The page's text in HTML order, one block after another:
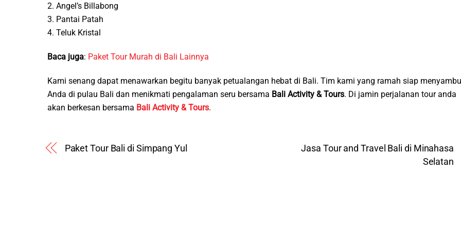
2. Angel’s Billabong
3. Pantai Patah
4. Teluk Kristal
Baca juga: Paket Tour Murah di Bali Lainnya
Kami senang dapat menawarkan begitu banyak petualangan hebat di Bali. Tim kami yang ramah siap
Anda di pulau Bali dan menikmati pengalaman seru bersama Bali Activity & Tours. Di jamin perjalanan tour anda
akan berkesan bersama Bali Activity & Tours.
Paket Tour Bali di Simpang Yul
Jasa Tour and Travel Bali di Minahasa
Selatan